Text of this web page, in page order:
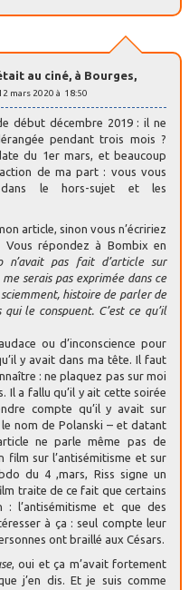
au ciné, à Bourges,
mars 2020 à 18:50
début décembre 2019 : il ne
pendant trois mois ?
du 1er mars, et beaucoup
de ma part : vous vous
dans le hors-sujet et les
article, sinon vous n’écririez
répondez à Bombix en
n’avait pas fait d’article sur
serais pas exprimée dans ce
histoire de parler de
le conspuent. C’est ce qu’il
ou d’inconscience pour
y avait dans ma tête. Il faut
: ne plaquez pas sur moi
Il a fallu qu’il y ait cette soirée
compte qu’il y avait sur
nom de Polanski – et datant
ne parle même pas de
film sur l’antisémitisme et sur
du 4 ,mars, Riss signe un
traite de ce fait que certains
: l’antisémitisme et que des
à ça : seul compte leur
ont braillé aux Césars.
, oui et ça m’avait fortement
j’en dis. Et je suis comme